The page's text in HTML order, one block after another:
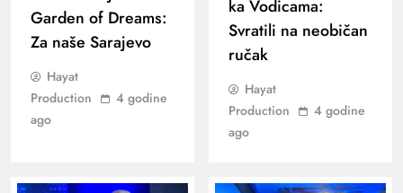
Garden of Dreams:
Za naše Sarajevo
Hayat
Production
4 godine
ago
ka Vodicama:
Svratili na neobičan
ručak
Hayat
Production
4 godine
ago